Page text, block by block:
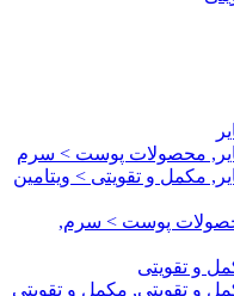
محصولات پوست > سرم
مکمل و تقویتی > ویتامین
پوست > سرم,
و تقویتی
و تقویتی, مکمل و تقویتی